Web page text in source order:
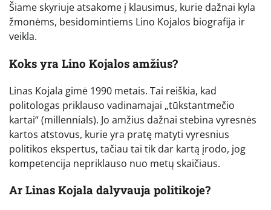
Šiame skyriuje atsakome į klausimus, kurie dažnai kyla
žmonėms, besidomintiems Lino Kojalos biografija ir
veikla.
Koks yra Lino Kojalos amžius?
Linas Kojala gimė 1990 metais. Tai reiškia, kad
politologas priklauso vadinamajai „tūkstantmečio
kartai“ (millennials). Jo amžius dažnai stebina vyresnės
kartos atstovus, kurie yra pratę matyti vyresnius
politikos ekspertus, tačiau tai tik dar kartą įrodo, jog
kompetencija nepriklauso nuo metų skaičiaus.
Ar Linas Kojala dalyvauja politikoje?